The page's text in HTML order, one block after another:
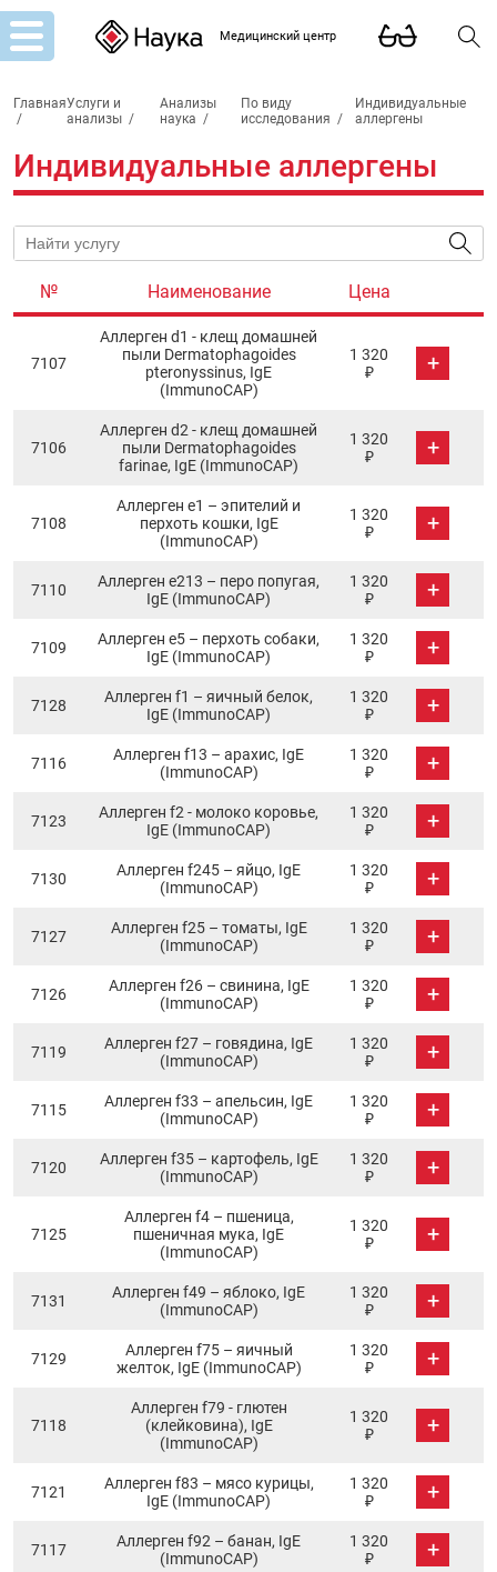
Медицинский центр
Главная
/
Услуги и
анализы /
Анализы
наука /
По виду
исследования /
Индивидуальные
аллергены
Индивидуальные аллергены
№ Наименование Цена
7107
Аллерген d1 - клещ домашней
пыли Dermatophagoides
pteronyssinus, IgE
(ImmunoCAP)
1 320
₽
+
7106
Аллерген d2 - клещ домашней
пыли Dermatophagoides
farinae, IgE (ImmunoCAP)
1 320
₽
+
7108
Аллерген e1 – эпителий и
перхоть кошки, IgE
(ImmunoCAP)
1 320
₽
+
7110
Аллерген e213 – перо попугая,
IgE (ImmunoCAP)
1 320
₽
+
7109
Аллерген e5 – перхоть собаки,
IgE (ImmunoCAP)
1 320
₽
+
7128
Аллерген f1 – яичный белок,
IgE (ImmunoCAP)
1 320
₽
+
7116
Аллерген f13 – арахис, IgE
(ImmunoCAP)
1 320
₽
+
7123
Аллерген f2 - молоко коровье,
IgE (ImmunoCAP)
1 320
₽
+
7130
Аллерген f245 – яйцо, IgE
(ImmunoCAP)
1 320
₽
+
7127
Аллерген f25 – томаты, IgE
(ImmunoCAP)
1 320
₽
+
7126
Аллерген f26 – свинина, IgE
(ImmunoCAP)
1 320
₽
+
7119
Аллерген f27 – говядина, IgE
(ImmunoCAP)
1 320
₽
+
7115
Аллерген f33 – апельсин, IgE
(ImmunoCAP)
1 320
₽
+
7120
Аллерген f35 – картофель, IgE
(ImmunoCAP)
1 320
₽
+
7125
Аллерген f4 – пшеница,
пшеничная мука, IgE
(ImmunoCAP)
1 320
₽
+
7131
Аллерген f49 – яблоко, IgE
(ImmunoCAP)
1 320
₽
+
7129
Аллерген f75 – яичный
желток, IgE (ImmunoCAP)
1 320
₽
+
7118
Аллерген f79 - глютен
(клейковина), IgE
(ImmunoCAP)
1 320
₽
+
7121
Аллерген f83 – мясо курицы,
IgE (ImmunoCAP)
1 320
₽
+
7117
Аллерген f92 – банан, IgE
(ImmunoCAP)
1 320
₽
+